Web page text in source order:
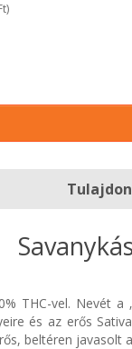
)
THC-vel. Nevét a
és az erős
beltéren javasolt